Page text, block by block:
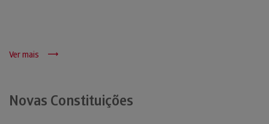
Ver mais
Novas Constituições